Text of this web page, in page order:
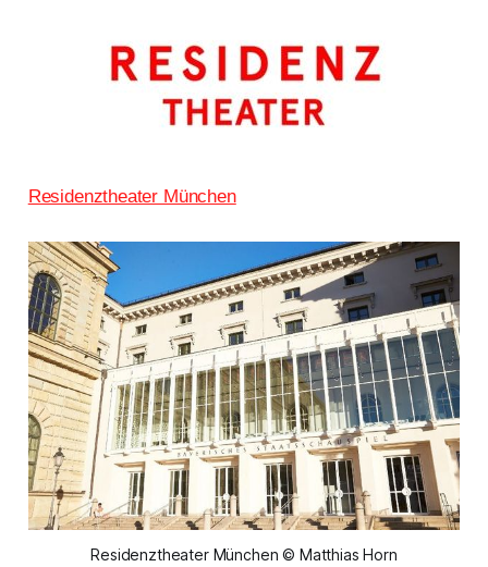
Residenztheater München
Residenztheater München © Matthias Horn